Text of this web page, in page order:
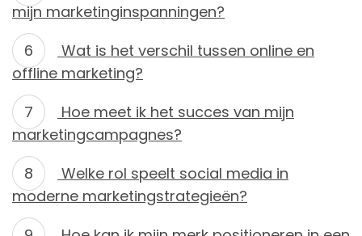
mijn marketinginspanningen?
Wat is het verschil tussen online en
offline marketing?
Hoe meet ik het succes van mijn
marketingcampagnes?
Welke rol speelt social media in
moderne marketingstrategieën?